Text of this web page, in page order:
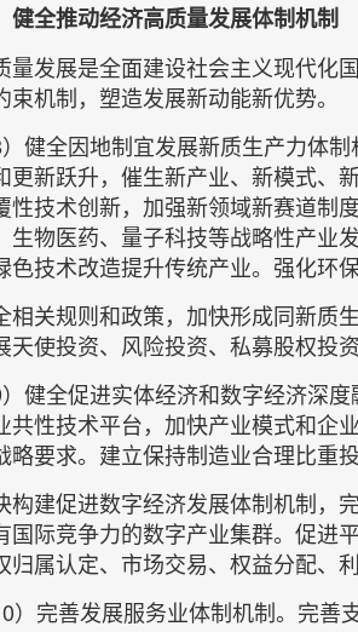
健全推动经济高质量发展体制机制
量发展是全面建设社会主义现代化
束机制，塑造发展新动能新优势。
）健全因地制宜发展新质生产力体
更新跃升，催生新产业、新模式、
性技术创新，加强新领域新赛道制
生物医药、量子科技等战略性产业
色技术改造提升传统产业。强化环
相关规则和政策，加快形成同新质
天使投资、风险投资、私募股权投
）健全促进实体经济和数字经济深
共性技术平台，加快产业模式和企
略要求。建立保持制造业合理比重
构建促进数字经济发展体制机制，
国际竞争力的数字产业集群。促进
归属认定、市场交易、权益分配、
）完善发展服务业体制机制。完